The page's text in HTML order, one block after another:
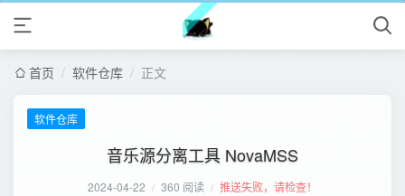
首页 / 软件仓库 / 正文
软件仓库
音乐源分离工具 NovaMSS
2024-04-22 / 360 阅读 / 推送失败，请检查！